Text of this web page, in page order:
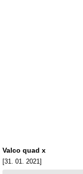
Valco quad x
[31. 01. 2021]